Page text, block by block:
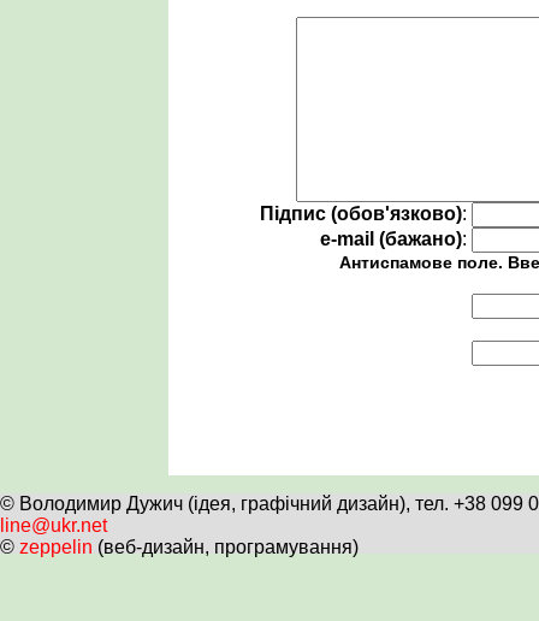
Підпис (обов'язково):
e-mail (бажано):
Антиспамове поле.
© Володимир Дужич (ідея, графічний дизайн), тел. +38 099
line@ukr.net
© zeppelin (веб-дизайн, програмування)